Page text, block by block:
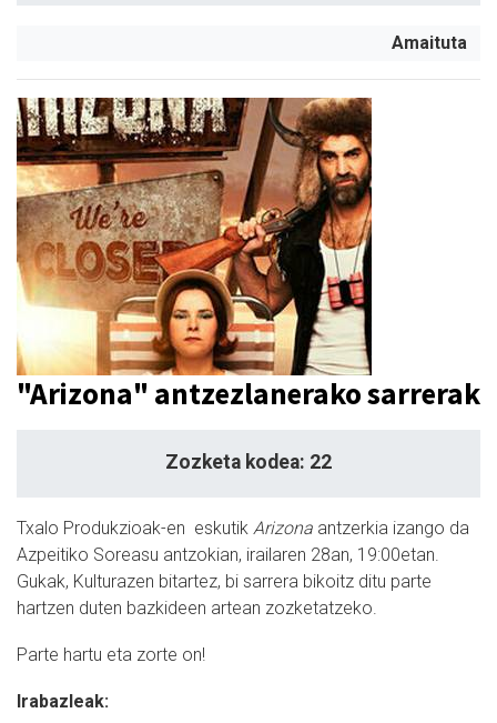
Amaituta
"Arizona" antzezlanerako sarrerak
Zozketa kodea: 22
Txalo Produkzioak-en eskutik Arizona antzerkia izango da
Azpeitiko Soreasu antzokian, irailaren 28an, 19:00etan.
Gukak, Kulturazen bitartez, bi sarrera bikoitz ditu parte
hartzen duten bazkideen artean zozketatzeko.
Parte hartu eta zorte on!
Irabazleak: